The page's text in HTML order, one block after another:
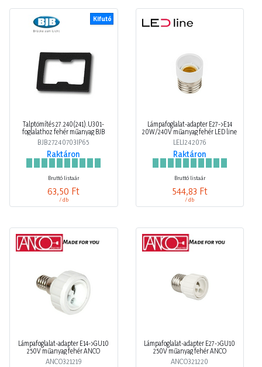
Kifutó
Talptömítés 27.240(241).U301-
foglalathoz fehér műanyag BJB
BJB27240703IP65
Raktáron
Bruttó listaár
63,50 Ft
/ db
Lámpafoglalat-adapter E27->E14
20W/240V műanyag fehér LED line
LELI242076
Raktáron
Bruttó listaár
544,83 Ft
/ db
Lámpafoglalat-adapter E14->GU10
250V műanyag fehér ANCO
ANCO321219
Lámpafoglalat-adapter E27->GU10
250V műanyag fehér ANCO
ANCO321220